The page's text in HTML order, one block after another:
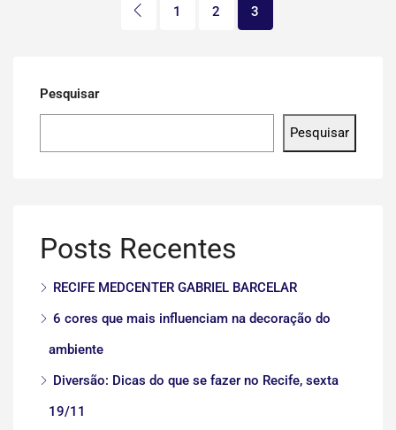
1 2 3
Pesquisar
Pesquisar
Posts Recentes
RECIFE MEDCENTER GABRIEL BARCELAR
6 cores que mais influenciam na decoração do
ambiente
Diversão: Dicas do que se fazer no Recife, sexta
19/11